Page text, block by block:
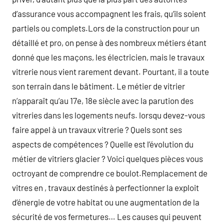
d’assurance vous accompagnent les frais, qu’ils soient
partiels ou complets.Lors de la construction pour un
détaillé et pro, on pense à des nombreux métiers étant
donné que les maçons, les électricien, mais le travaux
vitrerie nous vient rarement devant. Pourtant, il a toute
son terrain dans le bâtiment. Le métier de vitrier
n’apparaît qu’au 17e, 18e siècle avec la parution des
vitreries dans les logements neufs. lorsqu devez-vous
faire appel à un travaux vitrerie ? Quels sont ses
aspects de compétences ? Quelle est l’évolution du
métier de vitriers glacier ? Voici quelques pièces vous
octroyant de comprendre ce boulot.Remplacement de
vitres en , travaux destinés à perfectionner la exploit
d’énergie de votre habitat ou une augmentation de la
sécurité de vos fermetures… Les causes qui peuvent